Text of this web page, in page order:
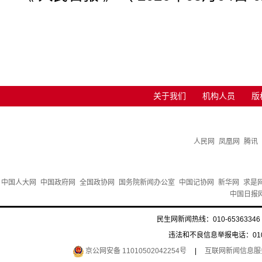
关于我们 机构人员 版
人民网 凤凰网 腾讯
中国人大网 中国政府网 全国政协网 国务院新闻办公室 中国记协网 新华网
求是
中国日报
民生网新闻热线：010-
违法和不良信息举报电话：
京公网安备 11010502042254号
互联网新闻信息